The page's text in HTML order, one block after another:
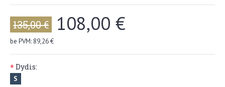
135,00 € 108,00 €
be PVM: 89,26 €
*Dydis:
S